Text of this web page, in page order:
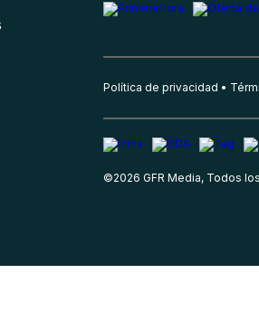
Política de privacidad
©2026 GFR Media, Todos